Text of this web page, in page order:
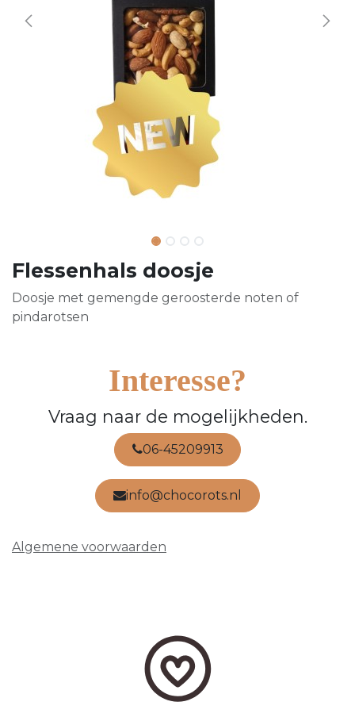
Flessenhals doosje
Doosje met gemengde geroosterde noten of
pindarotsen
Interesse?
Vraag naar de mogelijkheden.
06-45209913
info@chocorots.nl
Algemene voorwaarden